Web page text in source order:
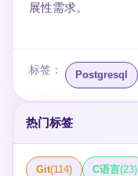
展性需求。
标签： Postgresql
热门标签
Git(114) C语言(23)